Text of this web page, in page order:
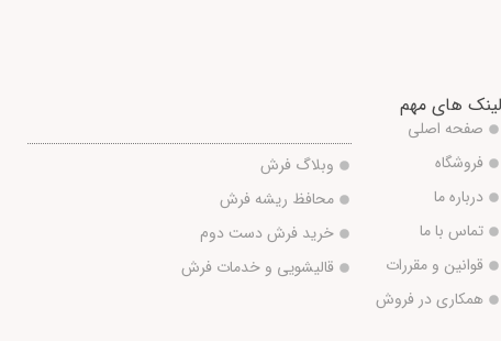
لینک های مهم
صفحه اصلی
فروشگاه
درباره ما
تماس با ما
قوانین و مقررات
همکاری در فروش
وبلاگ فرش
محافظ ریشه فرش
خرید فرش دست دوم
قالیشویی و خدمات فرش